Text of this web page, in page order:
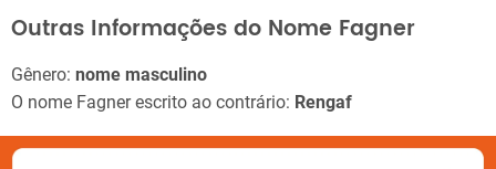
Outras Informações do Nome Fagner
Gênero: nome masculino
O nome Fagner escrito ao contrário: Rengaf